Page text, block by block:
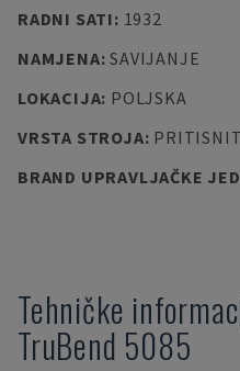
RADNI SATI: 1932
NAMJENA:SAVIJANJE
LOKACIJA: POLJSKA
VRSTA STROJA:
BRAND UPRAVLJAČKE
Tehničke
TruBend 5085